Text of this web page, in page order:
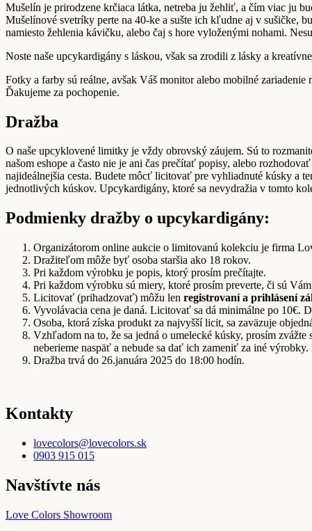
Mušelín je prirodzene krčiaca látka, netreba ju žehliť, a čím viac ju
Mušelínové svetríky perte na 40-ke a sušte ich kľudne aj v sušičke,
namiesto žehlenia kávičku, alebo čaj s hore vyloženými nohami.
Noste naše upcykardigány s láskou, však sa zrodili z lásky a
Fotky a farby sú reálne, avšak Váš monitor alebo mobilné
Ďakujeme za pochopenie.
Dražba
O naše upcyklovené limitky je vždy obrovský záujem. Sú to
našom eshope a často nie je ani čas prečítať popisy, alebo
najideálnejšia cesta. Budete môcť licitovať pre vyhliadnuté kúsky a
jednotlivých kúskov. Upcykardigány, ktoré sa nevydražia v tomto
Podmienky dražby o upcykardigány:
Organizátorom online aukcie o limitovanú kolekciu je firma
Dražiteľom môže byť osoba staršia ako 18 rokov.
Pri každom výrobku je popis, ktorý prosím prečítajte.
Pri každom výrobku sú miery, ktoré prosím preverte, či sú
Licitovať (prihadzovať) môžu len registrovaní a prihlásení
Vyvolávacia cena je daná. Licitovať sa dá minimálne po 10€.
Osoba, ktorá získa produkt za najvyšší licit, sa zaväzuje
Vzhľadom na to, že sa jedná o umelecké kúsky, prosím
neberieme naspäť a nebude sa dať ich zameniť za iné
Dražba trvá do 26.januára 2025 do 18:00 hodín.
Kontakty
lovecolors@lovecolors.sk
0903 915 015
Navštívte nás
Love Colors Showroom